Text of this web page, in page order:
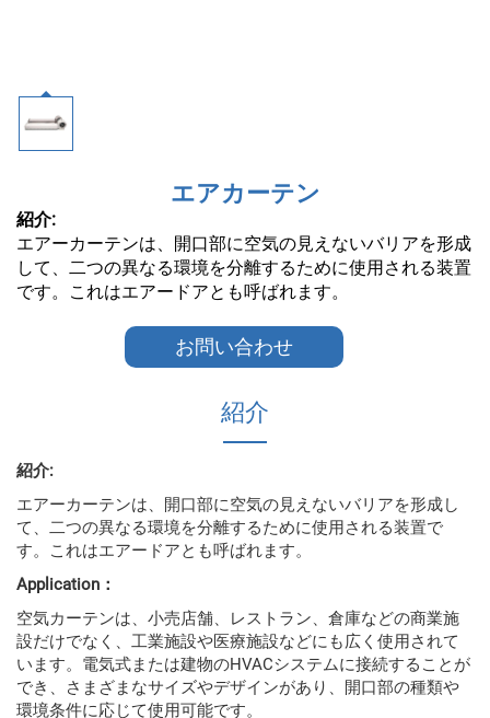
エアカーテン
紹介:
エアーカーテンは、開口部に空気の見えないバリアを形成
して、二つの異なる環境を分離するために使用される装置
です。これはエアードアとも呼ばれます。
お問い合わせ
紹介
紹介:
エアーカーテンは、開口部に空気の見えないバリアを形成し
て、二つの異なる環境を分離するために使用される装置で
す。これはエアードアとも呼ばれます。
Application：
空気カーテンは、小売店舗、レストラン、倉庫などの商業施
設だけでなく、工業施設や医療施設などにも広く使用されて
います。電気式または建物のHVACシステムに接続することが
でき、さまざまなサイズやデザインがあり、開口部の種類や
環境条件に応じて使用可能です。